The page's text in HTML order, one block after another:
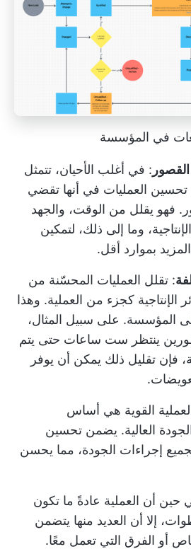
في المؤسسة
: في أغلب الأحيان، تتمثل
تحسين العمليات في أنها تقضي
فهو يقلل من الوقت، والجهد
وما إلى ذلك، لتمكين
بموارد أقل.
: تقلل العمليات المحسّنة من
الإنتاجية كجزء من العملية. وهذا
المؤسسة. على سبيل المثال،
ينتظر ست ساعات حتى يتم
فإن تقليل ذلك يمكن أن يوفر
القوية هي أساس
العالية. يضمن تحسين
بجميع إجراءات الجودة، مما يحسن
حين أن العملية عادةً ما تكون
إلا أن العديد منها يتضمن
أو الفرق التي تعمل معًا.